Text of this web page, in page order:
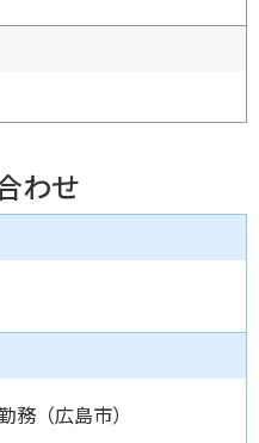
わせ
務（広島市）